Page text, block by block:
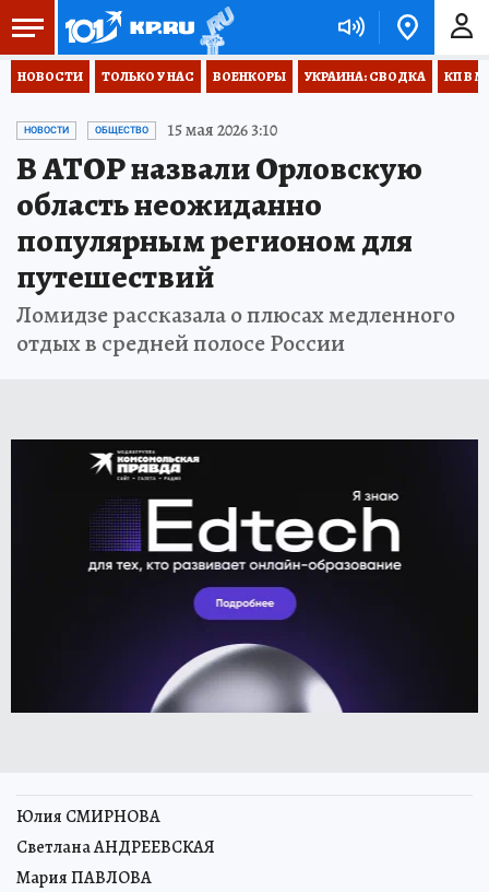
НОВОСТИ ТОЛЬКО У НАС ВОЕНКОРЫ УКРАИНА: СВОДКА КП В
НОВОСТИ ОБЩЕСТВО 15 мая 2026 3:10
В АТОР назвали Орловскую
область неожиданно
популярным регионом для
путешествий
Ломидзе рассказала о плюсах медленного
отдых в средней полосе России
Юлия СМИРНОВА
Светлана АНДРЕЕВСКАЯ
Мария ПАВЛОВА